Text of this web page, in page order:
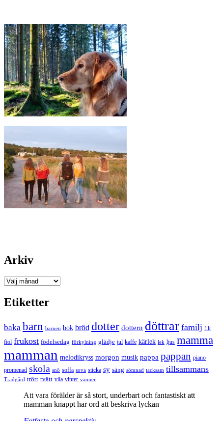
Arkiv
Arkiv
Etiketter
baka barn barnen bok bröd dotter dottern döttrar familj filt
fiol frukost födelsedag förkylning glädje jul kaffe kärlek lek ljus mamma
mamman melodikryss morgon musik pappa pappan piano
promenad skola snö soffa sova sticka sy säng sömnad tacksam tillsammans
Trädgård trött tvätt vila vinter vänner
Att vara förälder är så stort, underbart och fantastiskt att
mamman knappt har ord att beskriva lyckan